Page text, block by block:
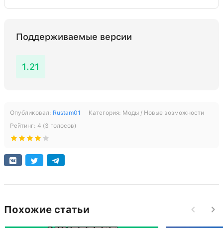
Поддерживаемые версии
1.21
Опубликовал: Rustam01 Категория: Моды / Новые возможности
Рейтинг: 4 (3 голосов)
Похожие статьи